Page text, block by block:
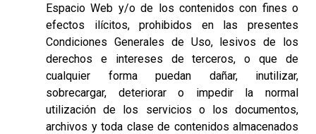
Espacio Web y/o de los contenidos con fines o
efectos ilícitos, prohibidos en las presentes
Condiciones Generales de Uso, lesivos de los
derechos e intereses de terceros, o que de
cualquier forma puedan dañar, inutilizar,
sobrecargar, deteriorar o impedir la normal
utilización de los servicios o los documentos,
archivos y toda clase de contenidos almacenados